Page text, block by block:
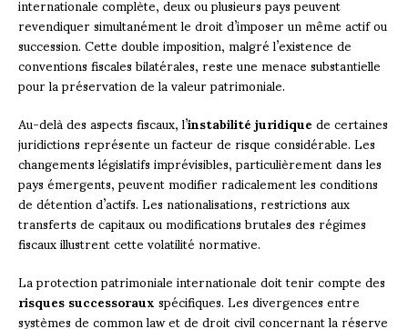
revendiquer simultanément le droit d’imposer un même actif ou
succession. Cette double imposition, malgré l’existence de
conventions fiscales bilatérales, reste une menace substantielle
pour la préservation de la valeur patrimoniale.
Au-delà des aspects fiscaux, l’instabilité juridiquede certaines
juridictions représente un facteur de risque considérable. Les
changements législatifs imprévisibles, particulièrement dans les
pays émergents, peuvent modifier radicalement les conditions
de détention d’actifs. Les nationalisations, restrictions aux
transferts de capitaux ou modifications brutales des régimes
fiscaux illustrent cette volatilité normative.
La protection patrimoniale internationale doit tenir compte des
risques successorauxspécifiques. Les divergences entre
systèmes de common law et de droit civil concernant la réserve